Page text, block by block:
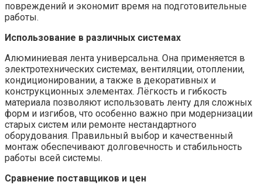
повреждений и экономит время на подготовительные
работы.
Использование в различных системах
Алюминиевая лента универсальна. Она применяется в
электротехнических системах, вентиляции, отоплении,
кондиционировании, а также в декоративных и
конструкционных элементах. Лёгкость и гибкость
материала позволяют использовать ленту для сложных
форм и изгибов, что особенно важно при модернизации
старых систем или ремонте нестандартного
оборудования. Правильный выбор и качественный
монтаж обеспечивают долговечность и стабильность
работы всей системы.
Сравнение поставщиков и цен